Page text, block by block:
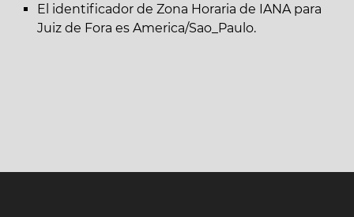
El identificador de Zona Horaria de IANA para
Juiz de Fora es America/Sao_Paulo.